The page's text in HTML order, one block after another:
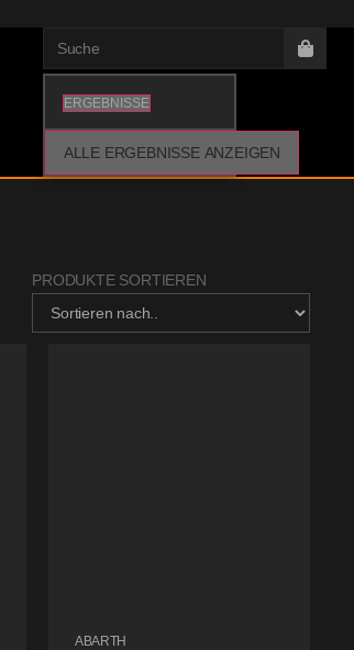
ERGEBNISSE
ALLE ERGEBNISSE ANZEIGEN
PRODUKTE SORTIEREN
ABARTH